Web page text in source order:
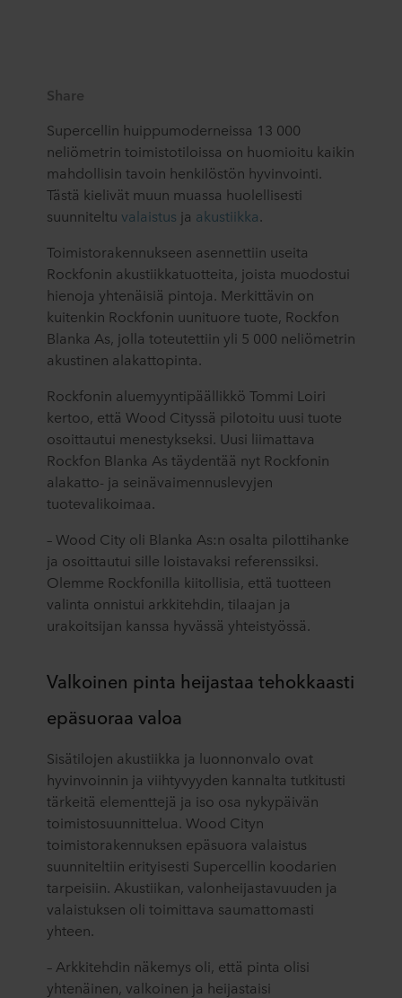
Share
Supercellin huippumoderneissa 13 000
neliömetrin toimistotiloissa on huomioitu kaikin
mahdollisin tavoin henkilöstön hyvinvointi.
Tästä kielivät muun muassa huolellisesti
suunniteltu valaistus ja akustiikka.
Toimistorakennukseen asennettiin useita
Rockfonin akustiikkatuotteita, joista muodostui
hienoja yhtenäisiä pintoja. Merkittävin on
kuitenkin Rockfonin uunituore tuote, Rockfon
Blanka As, jolla toteutettiin yli 5 000 neliömetrin
akustinen alakattopinta.
Rockfonin aluemyyntipäällikkö Tommi Loiri
kertoo, että Wood Cityssä pilotoitu uusi tuote
osoittautui menestykseksi. Uusi liimattava
Rockfon Blanka As täydentää nyt Rockfonin
alakatto- ja seinävaimennuslevyjen
tuotevalikoimaa.
– Wood City oli Blanka As:n osalta pilottihanke
ja osoittautui sille loistavaksi referenssiksi.
Olemme Rockfonilla kiitollisia, että tuotteen
valinta onnistui arkkitehdin, tilaajan ja
urakoitsijan kanssa hyvässä yhteistyössä.
Valkoinen pinta heijastaa tehokkaasti
epäsuoraa valoa
Sisätilojen akustiikka ja luonnonvalo ovat
hyvinvoinnin ja viihtyvyyden kannalta tutkitusti
tärkeitä elementtejä ja iso osa nykypäivän
toimistosuunnittelua. Wood Cityn
toimistorakennuksen epäsuora valaistus
suunniteltiin erityisesti Supercellin koodarien
tarpeisiin. Akustiikan, valonheijastavuuden ja
valaistuksen oli toimittava saumattomasti
yhteen.
– Arkkitehdin näkemys oli, että pinta olisi
yhtenäinen, valkoinen ja heijastaisi